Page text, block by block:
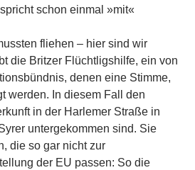
schon einmal »mit«
fliehen – hier sind wir
die Britzer Flüchtligshilfe, ein von
denen eine Stimme,
werden. In diesem Fall den
in der Harlemer Straße in
untergekommen sind. Sie
die so gar nicht zur
der EU passen: So die